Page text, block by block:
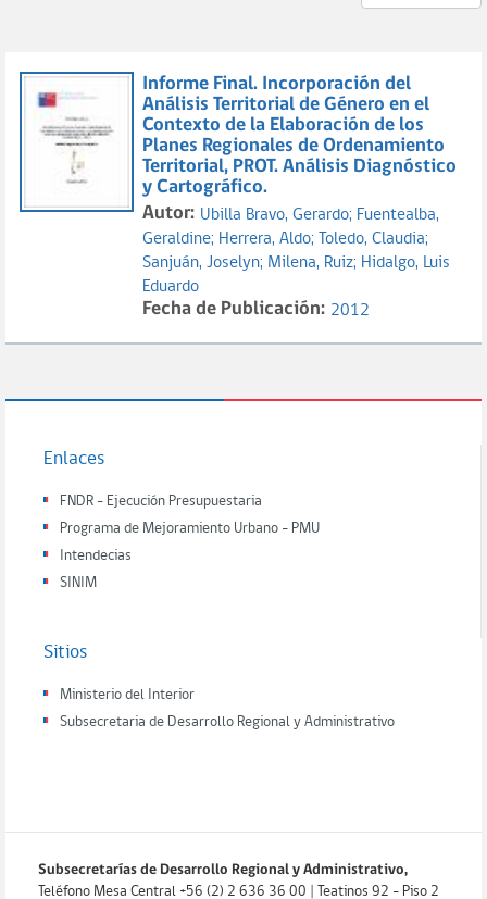
Informe Final. Incorporación del
Análisis Territorial de Género en el
Contexto de la Elaboración de los
Planes Regionales de Ordenamiento
Territorial, PROT. Análisis Diagnóstico
y Cartográfico.
Autor: Ubilla Bravo, Gerardo; Fuentealba,
Geraldine; Herrera, Aldo;
Toledo, Claudia;
Sanjuán, Joselyn; Milena, Ruiz; Hidalgo, Luis
Eduardo
Fecha de Publicación: 2012
Enlaces
FNDR - Ejecución Presupuestaria
Programa de Mejoramiento Urbano - PMU
Intendecias
SINIM
Sitios
Ministerio del Interior
Subsecretaria de Desarrollo Regional y Administrativo
Subsecretarías de Desarrollo Regional y Administrativo,
Teléfono Mesa Central +56 (2) 2 636 36 00 | Teatinos 92 - Piso 2